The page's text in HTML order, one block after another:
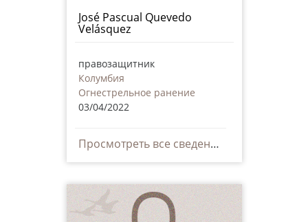
José Pascual Quevedo
Velásquez
правозащитник
Колумбия
Огнестрельное ранение
03/04/2022
Просмотреть все сведения